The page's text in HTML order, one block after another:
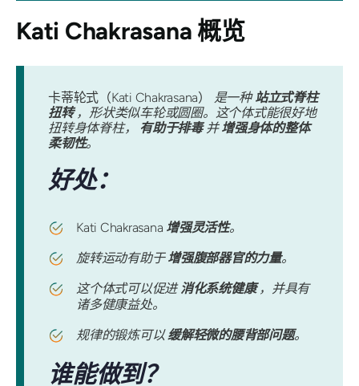
Kati Chakrasana 概览
卡蒂轮式（Kati Chakrasana） 是一种站立式脊柱
扭转，形状类似车轮或圆圈。这个体式能很好地
扭转身体脊柱，
有助于排毒并增强身体的整体
柔韧性。
好处：
Kati Chakrasana 增强灵活性。
旋转运动有助于增强腹部器官的力量。
这个体式可以促进消化系统健康，并具有
诸多健康益处。
规律的锻炼可以缓解轻微的腰背部问题。
谁能做到？